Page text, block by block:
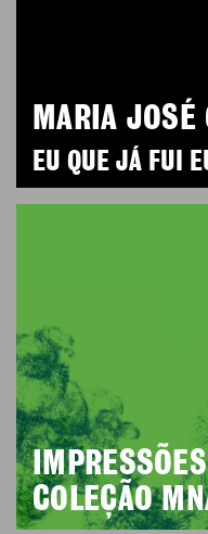
MARIA JOSÉ
EU QUE JÁ FUI
COLEÇÃO